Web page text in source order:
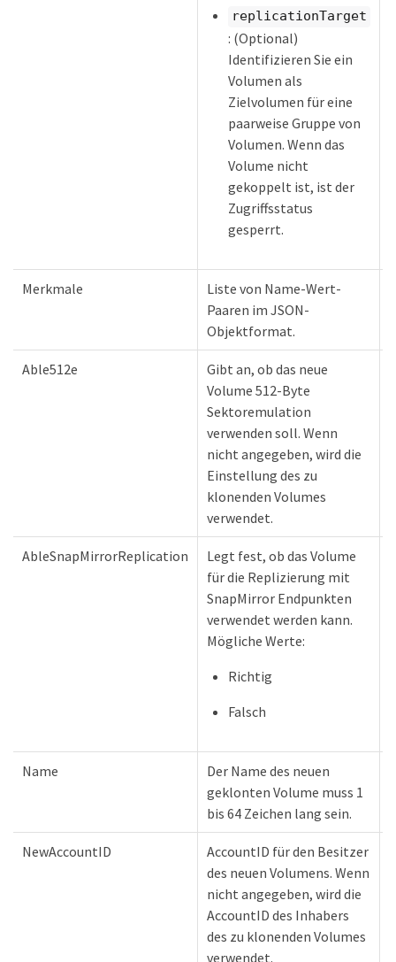
replicationTarget
: (Optional)
Identifizieren Sie ein
Volumen als
Zielvolumen für eine
paarweise Gruppe von
Volumen. Wenn das
Volume nicht
gekoppelt ist, ist der
Zugriffsstatus
gesperrt.
Merkmale
Liste von Name-Wert-
Paaren im JSON-
Objektformat.
Able512e
Gibt an, ob das neue
Volume 512-Byte
Sektoremulation
verwenden soll. Wenn
nicht angegeben, wird die
Einstellung des zu
klonenden Volumes
verwendet.
AbleSnapMirrorReplication
Legt fest, ob das Volume
für die Replizierung mit
SnapMirror Endpunkten
verwendet werden kann.
Mögliche Werte:
Richtig
Falsch
Name
Der Name des neuen
geklonten Volume muss 1
bis 64 Zeichen lang sein.
NewAccountID
AccountID für den Besitzer
des neuen Volumens. Wenn
nicht angegeben, wird die
AccountID des Inhabers
des zu klonenden Volumes
verwendet.